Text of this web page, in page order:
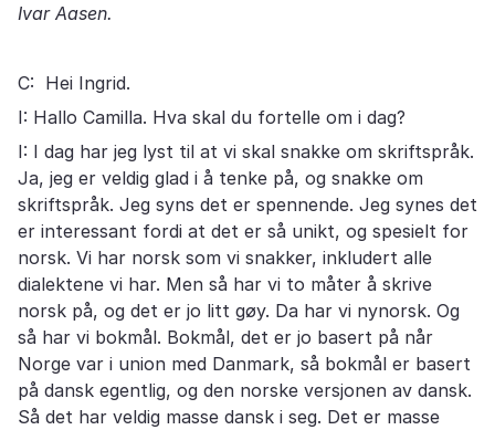
Ivar Aasen.
C: Hei Ingrid.
I: Hallo Camilla. Hva skal du fortelle om i dag?
I: I dag har jeg lyst til at vi skal snakke om skriftspråk.
Ja, jeg er veldig glad i å tenke på, og snakke om
skriftspråk. Jeg syns det er spennende. Jeg synes det
er interessant fordi at det er så unikt, og spesielt for
norsk. Vi har norsk som vi snakker, inkludert alle
dialektene vi har. Men så har vi to måter å skrive
norsk på, og det er jo litt gøy. Da har vi nynorsk. Og
så har vi bokmål. Bokmål, det er jo basert på når
Norge var i union med Danmark, så bokmål er basert
på dansk egentlig, og den norske versjonen av dansk.
Så det har veldig masse dansk i seg. Det er masse